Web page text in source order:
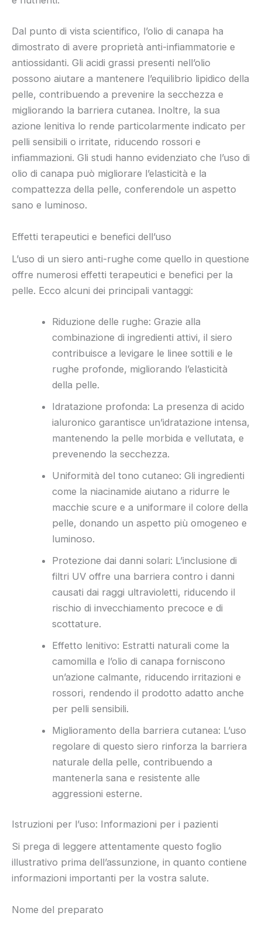
Dal punto di vista scientifico, l’olio di canapa ha
dimostrato di avere proprietà anti-infiammatorie e
antiossidanti. Gli acidi grassi presenti nell’olio
possono aiutare a mantenere l’equilibrio lipidico della
pelle, contribuendo a prevenire la secchezza e
migliorando la barriera cutanea. Inoltre, la sua
azione lenitiva lo rende particolarmente indicato per
pelli sensibili o irritate, riducendo rossori e
infiammazioni. Gli studi hanno evidenziato che l’uso di
olio di canapa può migliorare l’elasticità e la
compattezza della pelle, conferendole un aspetto
sano e luminoso.
Effetti terapeutici e benefici dell’uso
L’uso di un siero anti-rughe come quello in questione
offre numerosi effetti terapeutici e benefici per la
pelle. Ecco alcuni dei principali vantaggi:
Riduzione delle rughe: Grazie alla
combinazione di ingredienti attivi, il siero
contribuisce a levigare le linee sottili e le
rughe profonde, migliorando l’elasticità
della pelle.
Idratazione profonda: La presenza di acido
ialuronico garantisce un’idratazione intensa,
mantenendo la pelle morbida e vellutata, e
prevenendo la secchezza.
Uniformità del tono cutaneo: Gli ingredienti
come la niacinamide aiutano a ridurre le
macchie scure e a uniformare il colore della
pelle, donando un aspetto più omogeneo e
luminoso.
Protezione dai danni solari: L’inclusione di
filtri UV offre una barriera contro i danni
causati dai raggi ultravioletti, riducendo il
rischio di invecchiamento precoce e di
scottature.
Effetto lenitivo: Estratti naturali come la
camomilla e l’olio di canapa forniscono
un’azione calmante, riducendo irritazioni e
rossori, rendendo il prodotto adatto anche
per pelli sensibili.
Miglioramento della barriera cutanea: L’uso
regolare di questo siero rinforza la barriera
naturale della pelle, contribuendo a
mantenerla sana e resistente alle
aggressioni esterne.
Istruzioni per l’uso: Informazioni per i pazienti
Si prega di leggere attentamente questo foglio
illustrativo prima dell’assunzione, in quanto contiene
informazioni importanti per la vostra salute.
Nome del preparato